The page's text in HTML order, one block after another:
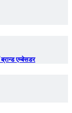
एम्बेसडर